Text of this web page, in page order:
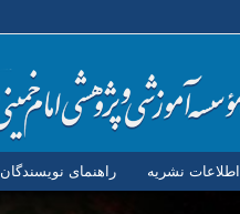
اطلاعات نشریه راهنمای نویسندگان